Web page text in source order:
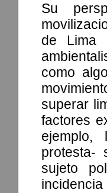
Su
de Lima
como
superar
factores
ejemplo,
protesta-
sujeto
incidencia